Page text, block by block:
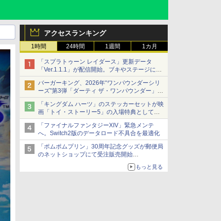
アクセスランキング
1時間 24時間 1週間 1カ月
「スプラトゥーン レイダース」更新データ
「Ver.1.1.1」が配信開始。ブキやステージに関
する不具合を修正
バーガーキング、2026年“ワンパウンダーシリ
ーズ”第3弾「ダーティ ザ・ワンパウンダー」を
8月7日発売
「特製ガーリックマヨソース」を使用した超大
型チーズバーガー
「キングダム ハーツ」のステッカーセットが映
画「トイ・ストーリー5」の入場特典として配
布決定！
本日8月7日より先着・数量限定で配布
「ファイナルファンタジーXIV」緊急メンテ
へ。Switch2版のデータロード不具合を最適化
「ポムポムプリン」30周年記念グッズが郵便局
のネットショップにて受注販売開始
「おもちもちもちクッション」など今年だけの
もっと見る